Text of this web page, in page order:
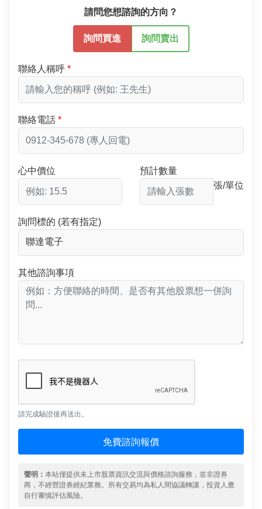
請問您想諮詢的方向？
詢問買進 詢問賣出
聯絡人稱呼
聯絡電話
心中價位
預計數量
張/單位
詢問標的 (若有指定)
其他諮詢事項
請完成驗證後再送出。
免費諮詢報價
聲明： 本站僅提供未上市股票資訊交流與價格諮詢服務，並非證券
商，不經營證券經紀業務。所有交易均為私人間協議轉讓，投資人應
自行審慎評估風險。